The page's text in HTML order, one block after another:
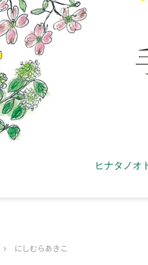
ヒナタノオ
にしむらあきこ